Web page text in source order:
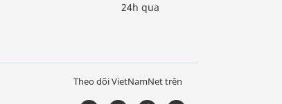
24h qua
Theo dõi VietNamNet trên